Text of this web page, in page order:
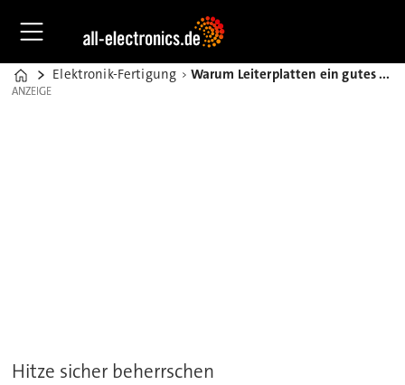
Home
Elektronik-Fertigung Warum Leiterplatten ein gutes Wärmemanagement brauchen
ANZEIGE
ANZEIGE
Hitze sicher beherrschen